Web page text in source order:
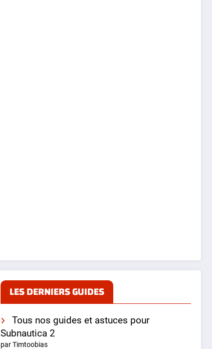
LES DERNIERS GUIDES
Tous nos guides et astuces pour
Subnautica 2
par Timtoobias